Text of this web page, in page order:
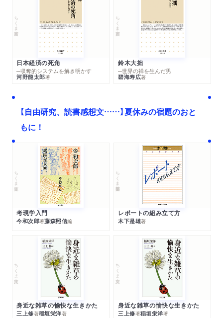
ちくま新書
日本経済の死角
─収奪的システムを解き明かす
河野龍太郎著
ちくま新書
鈴木大拙
─世界の禅を生んだ男
碧海寿広著
【自由研究、読書感想文……】夏休みの宿題のおと
もに！
ちくま文庫
考現学入門
今和次郎著藤森照信編
ちくま学芸文庫
レポートの組み立て方
木下是雄著
ちくま文庫
身近な雑草の愉快な生きかた
三上修著稲垣栄洋著
ちくま文庫
身近な雑草の愉快な生きかた
三上修著稲垣栄洋著